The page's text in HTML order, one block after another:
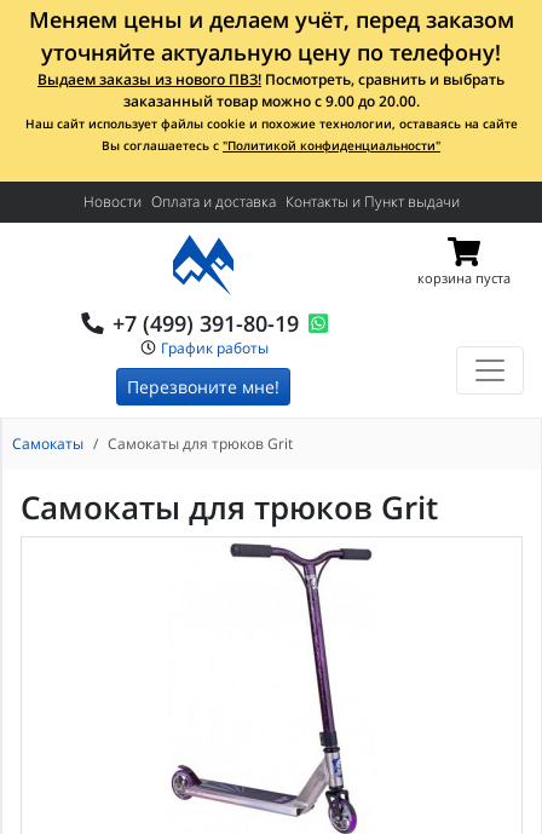
Меняем цены и делаем учёт, перед заказом
уточняйте актуальную цену по телефону!
Выдаем заказы из нового ПВЗ! Посмотреть, сравнить и выбрать
заказанный товар можно с 9.00 до 20.00.
Наш сайт использует файлы cookie и похожие технологии, оставаясь на сайте
Вы соглашаетесь с "Политикой конфиденциальности"
Новости Оплата и доставка Контакты и Пункт выдачи
+7 (499) 391-80-19
График работы
Перезвоните мне!
корзина пуста
Самокаты Cамокаты для трюков Grit
Cамокаты для трюков Grit